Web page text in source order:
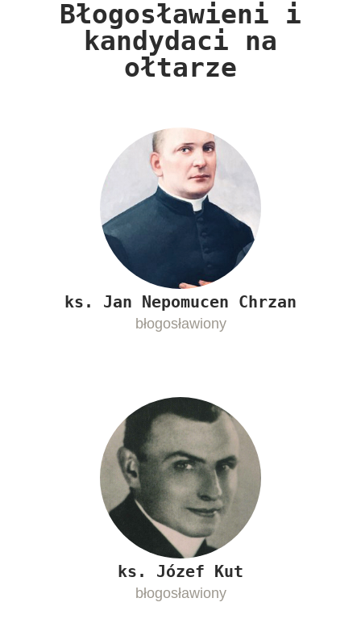
Błogosławieni i
kandydaci na
ołtarze​
ks. Jan Nepomucen Chrzan
błogosławiony
ks. Józef Kut
błogosławiony